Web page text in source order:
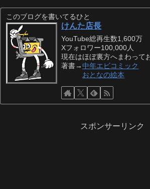
このブログを書いてるひと
けんた店長
YouTube総再生数1,600万
Xフォロワー100,000人
現在はほぼ裏方へまわって
著書→中年エビコミック
おとなの絵本
スポンサーリンク